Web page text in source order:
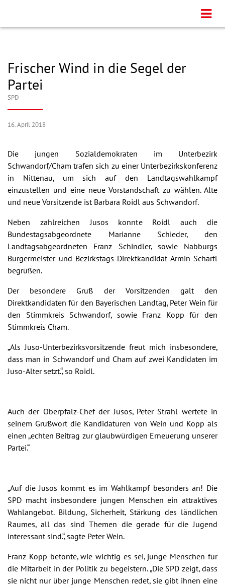
Frischer Wind in die Segel der
Partei
SPD
16. April 2018
Die jungen Sozialdemokraten im Unterbezirk
Schwandorf/Cham trafen sich zu einer Unterbezirkskonferenz
in Nittenau, um sich auf den Landtagswahlkampf
einzustellen und eine neue Vorstandschaft zu wählen. Alte
und neue Vorsitzende ist Barbara Roidl aus Schwandorf.
Neben zahlreichen Jusos konnte Roidl auch die
Bundestagsabgeordnete Marianne Schieder, den
Landtagsabgeordneten Franz Schindler, sowie Nabburgs
Bürgermeister und Bezirkstags-Direktkandidat Armin Schärtl
begrüßen.
Der besondere Gruß der Vorsitzenden galt den
Direktkandidaten für den Bayerischen Landtag, Peter Wein für
den Stimmkreis Schwandorf, sowie Franz Kopp für den
Stimmkreis Cham.
„Als Juso-Unterbezirksvorsitzende freut mich insbesondere,
dass man in Schwandorf und Cham auf zwei Kandidaten im
Juso-Alter setzt.“, so Roidl.
Auch der Oberpfalz-Chef der Jusos, Peter Strahl wertete in
seinem Grußwort die Kandidaturen von Wein und Kopp als
einen „echten Beitrag zur glaubwürdigen Erneuerung unserer
Partei.“
„Auf die Jusos kommt es im Wahlkampf besonders an! Die
SPD macht insbesondere jungen Menschen ein attraktives
Wahlangebot. Bildung, Sicherheit, Stärkung des ländlichen
Raumes, all das sind Themen die gerade für die Jugend
interessant sind.“, sagte Peter Wein.
Franz Kopp betonte, wie wichtig es sei, junge Menschen für
die Mitarbeit in der Politik zu begeistern. „Die SPD zeigt, dass
sie nicht nur über junge Menschen redet, sie gibt ihnen eine